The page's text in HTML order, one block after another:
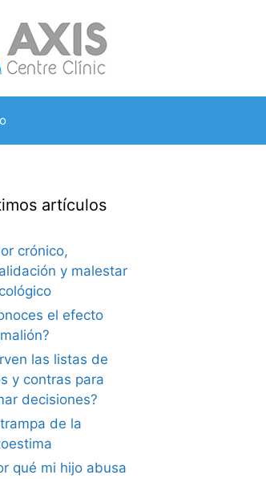
artículos
crónico,
y malestar
el efecto
las listas de
y contras para
decisiones?
de la
qué mi hijo abusa